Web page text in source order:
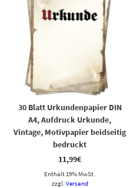
30 Blatt Urkundenpapier DIN
A4, Aufdruck Urkunde,
Vintage, Motivpapier beidseitig
bedruckt
11,99€
Enthält 19% MwSt.
zzgl. Versand